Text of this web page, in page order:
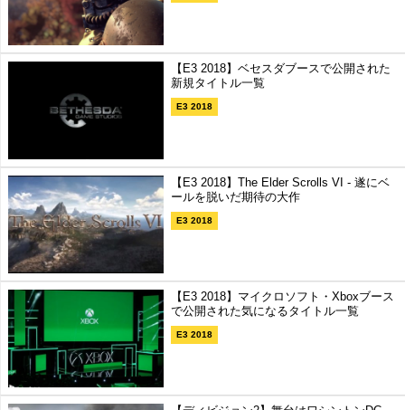
【E3 2018】ベセスダブースで公開された
新規タイトル一覧
E3 2018
【E3 2018】The Elder Scrolls VI - 遂にベ
ールを脱いだ期待の大作
E3 2018
【E3 2018】マイクロソフト・Xboxブース
で公開された気になるタイトル一覧
E3 2018